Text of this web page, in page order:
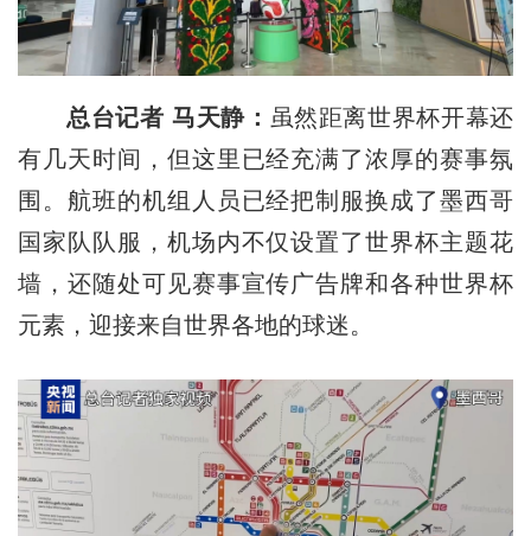
总台记者 马天静： 虽然距离世界杯开幕还
有几天时间，但这里已经充满了浓厚的赛事氛
围。航班的机组人员已经把制服换成了墨西哥
国家队队服，机场内不仅设置了世界杯主题花
墙，还随处可见赛事宣传广告牌和各种世界杯
元素，迎接来自世界各地的球迷。